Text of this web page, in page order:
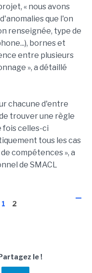
« nous avons
que l'on
renseignée, type de
bornes et
entre plusieurs
», a détaillé
chacune d'entre
trouver une règle
fois celles-ci
tous les cas
compétences », a
de SMACL
1 2
Partagez le !